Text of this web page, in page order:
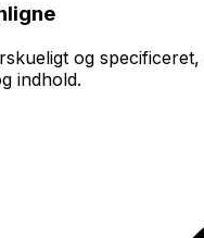
og
indhold.